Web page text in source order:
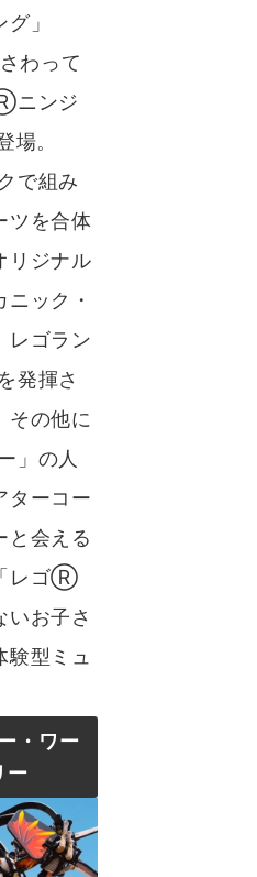
」
わって
ニンジ
場。
で組み
ツを合体
リジナル
ック・
レゴラン
発揮さ
その他に
」の人
ターコー
と会える
レゴⓇ
いお子さ
験型ミュ
・ワー
ー